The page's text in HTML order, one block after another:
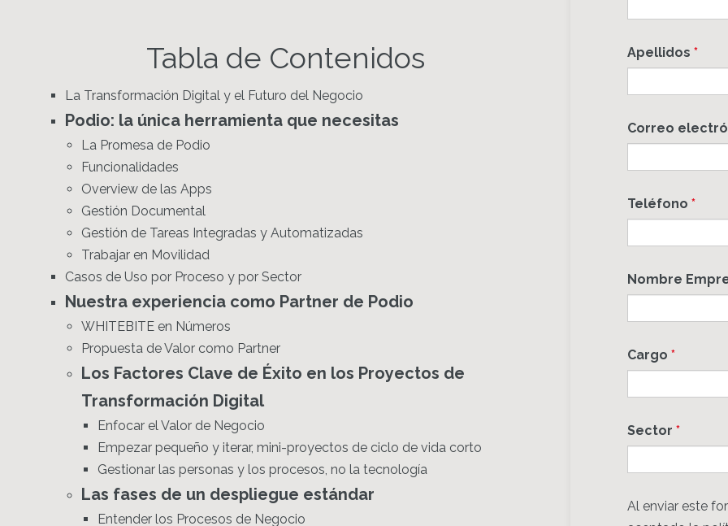
Tabla de Contenidos
La Transformación Digital y el Futuro del Negocio
Podio: la única herramienta que necesitas
La Promesa de Podio
Funcionalidades
Overview de las Apps
Gestión Documental
Gestión de Tareas Integradas y Automatizadas
Trabajar en Movilidad
Casos de Uso por Proceso y por Sector
Nuestra experiencia como Partner de Podio
WHITEBITE en Números
Propuesta de Valor como Partner
Los Factores Clave de Éxito en los Proyectos de
Transformación Digital
Enfocar el Valor de Negocio
Empezar pequeño y iterar, mini-proyectos de ciclo de vida corto
Gestionar las personas y los procesos, no la tecnología
Las fases de un despliegue estándar
Entender los Procesos de Negocio
Apellidos *
Correo
Teléfono *
Nombre
Cargo *
Sector *
Al enviar este